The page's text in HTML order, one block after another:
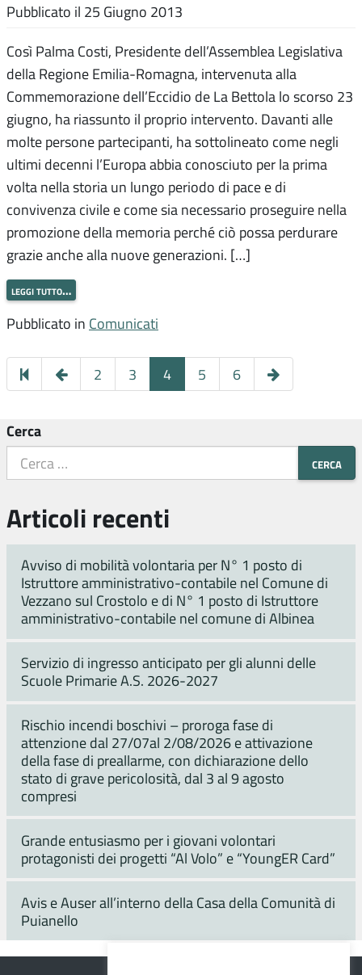
Pubblicato il 25 Giugno 2013
Così Palma Costi, Presidente dell’Assemblea Legislativa
della Regione Emilia-Romagna, intervenuta alla
Commemorazione dell’Eccidio de La Bettola lo scorso 23
giugno, ha riassunto il proprio intervento. Davanti alle
molte persone partecipanti, ha sottolineato come negli
ultimi decenni l’Europa abbia conosciuto per la prima
volta nella storia un lungo periodo di pace e di
convivenza civile e come sia necessario proseguire nella
promozione della memoria perché ciò possa perdurare
grazie anche alla nuove generazioni. […]
leggi tutto…
Pubblicato in Comunicati
Pagina
precedente
2 3 4 5 6
Pagina
successiva
Cerca
Articoli recenti
Avviso di mobilità volontaria per N° 1 posto di
Istruttore amministrativo-contabile nel Comune di
Vezzano sul Crostolo e di N° 1 posto di Istruttore
amministrativo-contabile nel comune di Albinea
Servizio di ingresso anticipato per gli alunni delle
Scuole Primarie A.S. 2026-2027
Rischio incendi boschivi – proroga fase di
attenzione dal 27/07al 2/08/2026 e attivazione
della fase di preallarme, con dichiarazione dello
stato di grave pericolosità, dal 3 al 9 agosto
compresi
Grande entusiasmo per i giovani volontari
protagonisti dei progetti “Al Volo” e “YoungER Card”
Avis e Auser all’interno della Casa della Comunità di
Puianello